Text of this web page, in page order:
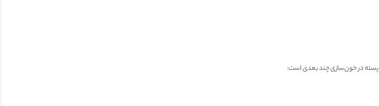
پسته در خون‌سازی چند بعدی است: